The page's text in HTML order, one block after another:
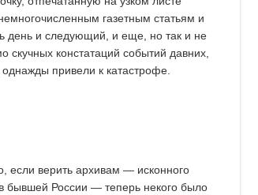
газетным статьям и
день и следующий, и еще, но так и не
констатаций событий давних,
привели к катастрофе.
если верить архивам — исконного
бывшей России — теперь некого было